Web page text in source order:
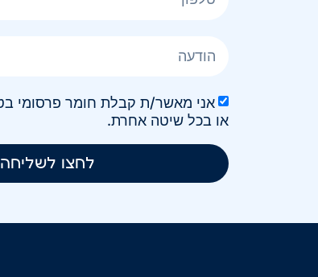
או בכל שיטה אחרת.
לחצו לשליחה